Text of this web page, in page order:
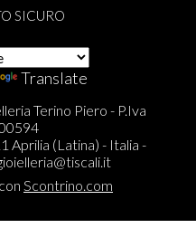
SICURO
Translate
Terino Piero - P.Iva
Aprilia (Latina) - Italia -
Scontrino.com